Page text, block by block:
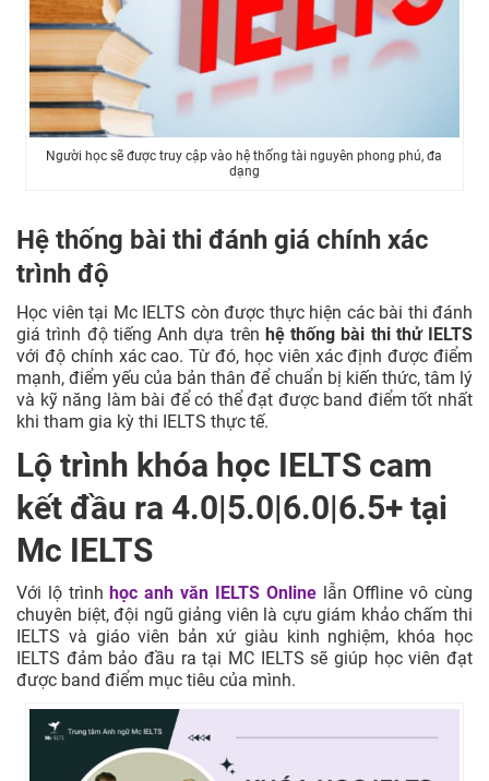
Người học sẽ được truy cập vào hệ thống tài nguyên phong phú, đa
dạng
Hệ thống bài thi đánh giá chính xác
trình độ
Học viên tại Mc IELTS còn được thực hiện các bài thi đánh
giá trình độ tiếng Anh dựa trên hệ thống bài thi thử IELTS
với độ chính xác cao. Từ đó, học viên xác định được điểm
mạnh, điểm yếu của bản thân để chuẩn bị kiến thức, tâm lý
và kỹ năng làm bài để có thể đạt được band điểm tốt nhất
khi tham gia kỳ thi IELTS thực tế.
Lộ trình khóa học IELTS cam
kết đầu ra 4.0|5.0|6.0|6.5+ tại
Mc IELTS
Với lộ trình học anh văn IELTS Onlinelẫn Offline vô cùng
chuyên biệt, đội ngũ giảng viên là cựu giám khảo chấm thi
IELTS và giáo viên bản xứ giàu kinh nghiệm, khóa học
IELTS đảm bảo đầu ra tại MC IELTS sẽ giúp học viên đạt
được band điểm mục tiêu của mình.